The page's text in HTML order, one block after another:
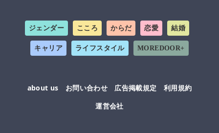
ジェンダー こころ からだ 恋愛 結婚
キャリア ライフスタイル MOREDOOR+
about us お問い合わせ 広告掲載規定
利用規約
運営会社